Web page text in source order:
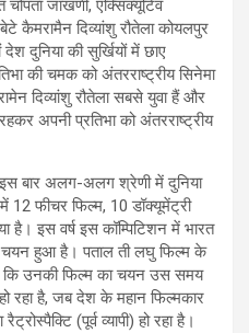
चोपता जाखणी, एक्सिक्यूटिव
कैमरामैन दिव्यांशु रौतेला कोयलपुर
दुनिया की सुर्खियों में छाए
की चमक को अंतरराष्ट्रीय सिनेमा
दिव्यांशु रौतेला सबसे युवा हैं और
अपनी प्रतिभा को अंतरराष्ट्रीय
बार अलग-अलग श्रेणी में दुनिया
फीचर फिल्म, 10 डॉक्यूमेंट्री
है। इस वर्ष इस कॉम्पिटिशन में भारत
चयन हुआ है। पताल ती लघु फिल्म के
कि उनकी फिल्म का चयन उस समय
रहा है, जब देश के महान फिल्मकार
(पूर्व व्यापी) हो रहा है।